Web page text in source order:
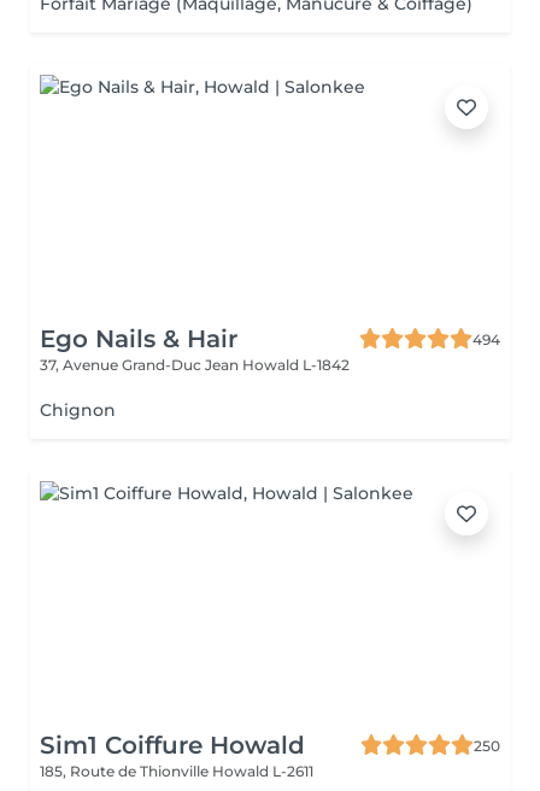
Ego Nails & Hair
494
37, Avenue Grand-Duc Jean Howald L-1842
Chignon
Sim1 Coiffure Howald
250
185, Route de Thionville Howald L-2611